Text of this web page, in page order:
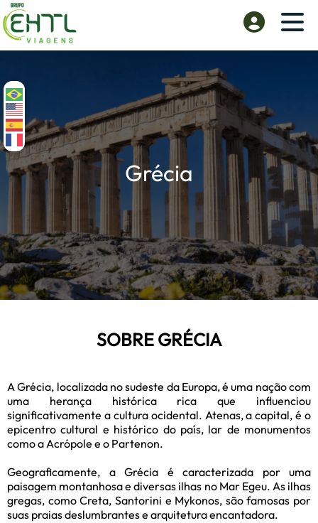
Grécia
SOBRE GRÉCIA
A Grécia, localizada no sudeste da Europa, é uma nação com
uma herança histórica rica que influenciou
significativamente a cultura ocidental. Atenas, a capital, é o
epicentro cultural e histórico do país, lar de monumentos
como a Acrópole e o Partenon.
Geograficamente, a Grécia é caracterizada por uma
paisagem montanhosa e diversas ilhas no Mar Egeu. As ilhas
gregas, como Creta, Santorini e Mykonos, são famosas por
suas praias deslumbrantes e arquitetura encantadora.